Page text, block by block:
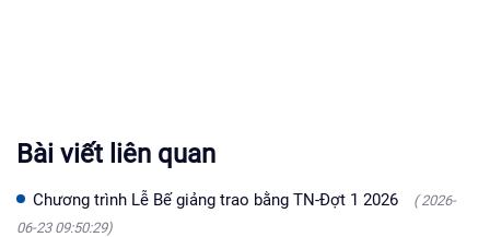
Bài viết liên quan
Chương trình Lễ Bế giảng trao bằng TN-Đợt 1 2026
( 2026-
06-23 09:50:29)